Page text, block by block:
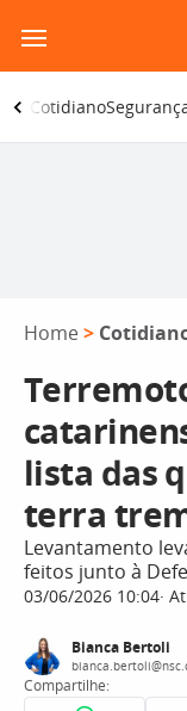
para
o
conteúdo
Cotidiano
Home >
lista das
terra
Levantamento
feitos junto à
03/06/2026 10:04
Bianca Bertoli
Compartilhe: